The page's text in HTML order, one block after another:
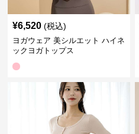
¥6,520 (税込)
ヨガウェア 美シルエット ハイネ
ックヨガトップス